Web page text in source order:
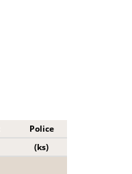
Police
(ks)